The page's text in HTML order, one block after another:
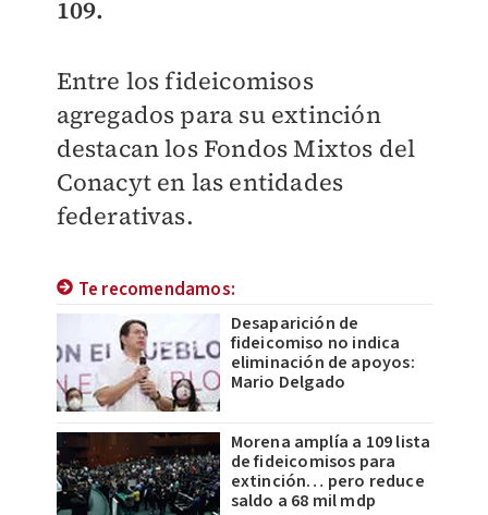
109.
Entre los fideicomisos
agregados para su extinción
destacan los Fondos Mixtos del
Conacyt en las entidades
federativas.
Te recomendamos:
Desaparición de
fideicomiso no indica
eliminación de apoyos:
Mario Delgado
Morena amplía a 109 lista
de fideicomisos para
extinción… pero reduce
saldo a 68 mil mdp